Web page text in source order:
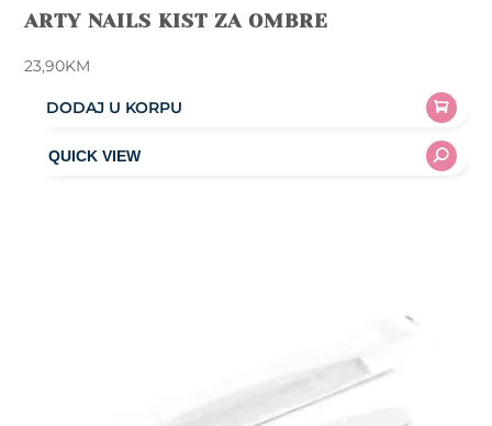
ARTY NAILS KIST ZA OMBRE
23,90KM
DODAJ U KORPU